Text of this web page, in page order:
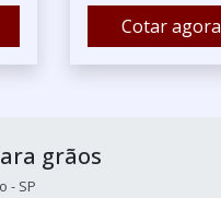
Cotar agora
grãos
- SP